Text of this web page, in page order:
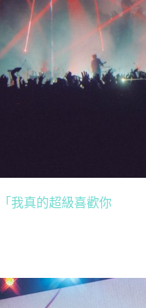
我真的超級喜歡你